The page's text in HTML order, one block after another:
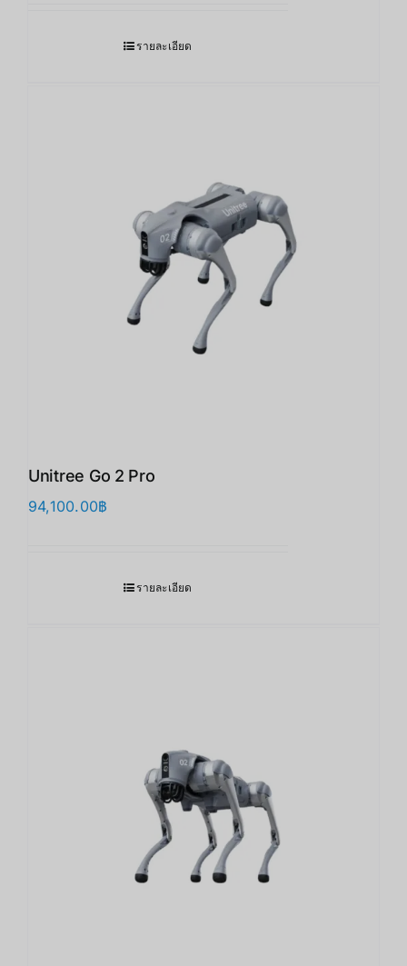
รายละเอียด
Unitree Go 2 Pro
94,100.00฿
รายละเอียด